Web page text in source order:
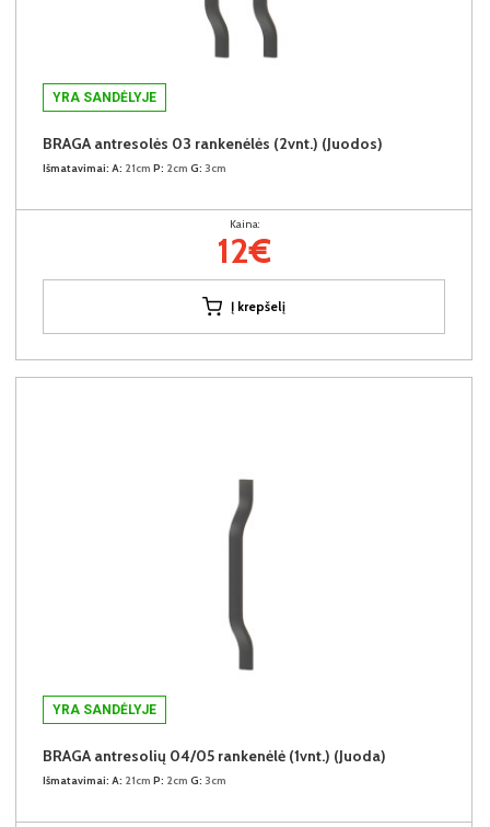
YRA SANDĖLYJE
BRAGA antresolės 03 rankenėlės (2vnt.) (Juodos)
Išmatavimai: A: 21cm P: 2cm G: 3cm
Kaina:
12€
Į krepšelį
YRA SANDĖLYJE
BRAGA antresolių 04/05 rankenėlė (1vnt.) (Juoda)
Išmatavimai: A: 21cm P: 2cm G: 3cm